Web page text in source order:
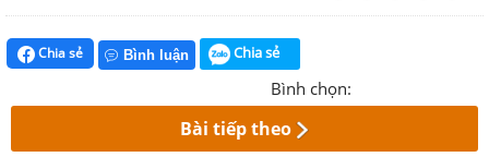
Chia sẻ Bình luận Chia sẻ
Bình chọn:
Bài tiếp theo